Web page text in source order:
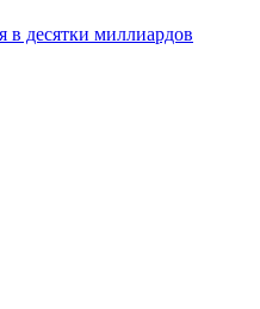
в десятки миллиардов